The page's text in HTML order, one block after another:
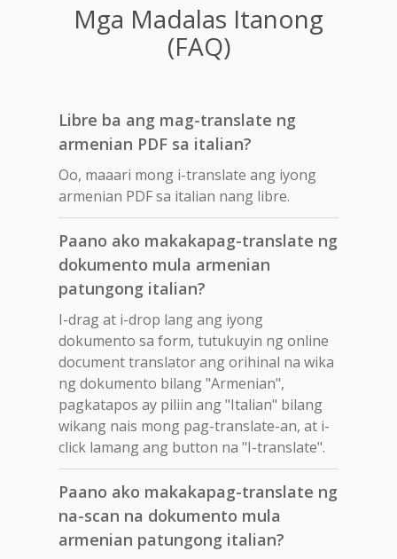
Mga Madalas Itanong
(FAQ)
Libre ba ang mag-translate ng
armenian PDF sa italian?
Oo, maaari mong i-translate ang iyong
armenian PDF sa italian nang libre.
Paano ako makakapag-translate ng
dokumento mula armenian
patungong italian?
I-drag at i-drop lang ang iyong
dokumento sa form, tutukuyin ng online
document translator ang orihinal na wika
ng dokumento bilang "Armenian",
pagkatapos ay piliin ang "Italian" bilang
wikang nais mong pag-translate-an, at i-
click lamang ang button na "I-translate".
Paano ako makakapag-translate ng
na-scan na dokumento mula
armenian patungong italian?